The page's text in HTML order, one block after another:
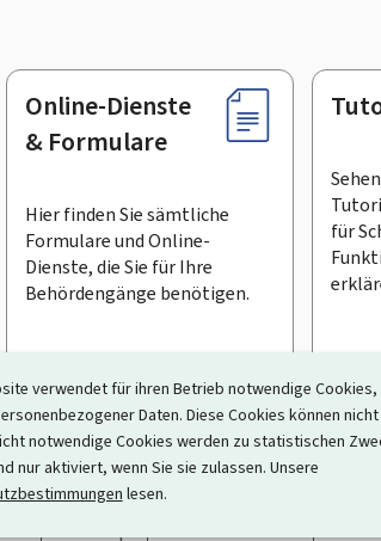
verwendet für ihren Betrieb notwendige Cookies,
Daten. Diese Cookies können
notwendige Cookies werden zu statistischen
nur aktiviert, wenn Sie sie zulassen. Unsere
lesen.
Online-Dienste
& Formulare
Hier finden Sie sämtliche
Formulare und Online-
Dienste, die Sie für Ihre
Behördengänge benötigen.
für
informiert
Den Newsletter
ist ein Informationsportal, das Ihre
Behördengängen und